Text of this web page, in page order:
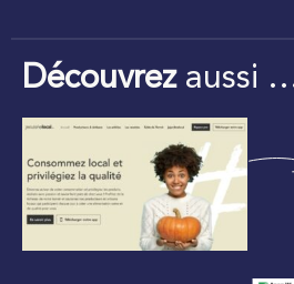
Découvrezaussi